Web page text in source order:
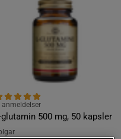
glutamin 500 mg, 50 kapsler
anmeldelser